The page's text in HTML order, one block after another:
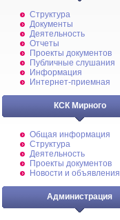
Структура
Документы
Деятельность
Отчеты
Проекты документов
Публичные слушания
Информация
Интернет-приемная
КСК Мирного
Общая информация
Структура
Деятельность
Проекты документов
Новости и объявления
Администрация